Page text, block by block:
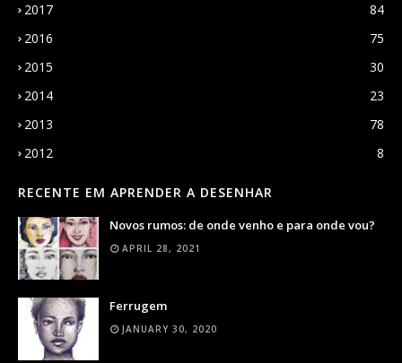
2017
84
2016
75
2015
30
2014
23
2013
78
2012
8
RECENTE EM APRENDER A DESENHAR
Novos rumos: de onde venho e para onde vou?
APRIL 28, 2021
Ferrugem
JANUARY 30, 2020